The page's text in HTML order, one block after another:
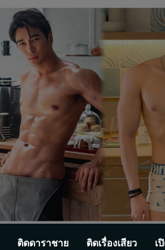
ติดดาราชาย ติดเรื่องเสียว เ